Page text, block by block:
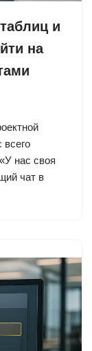
и
на
нас своя
чат в